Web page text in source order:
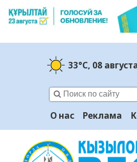
33°C, 08
О нас Реклама